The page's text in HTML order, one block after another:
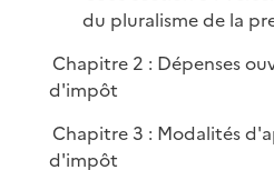
du pluralisme de la
Chapitre 2 : Dépenses
d'impôt
Chapitre 3 : Modalités
d'impôt